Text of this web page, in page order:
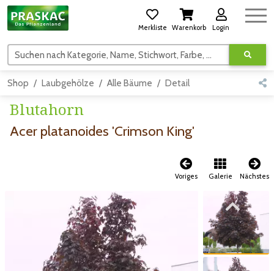
Merkliste Warenkorb Login
Suchen nach Kategorie, Name, Stichwort, Farbe, usw.
Shop Laubgehölze Alle Bäume Detail
Blutahorn
Acer platanoides 'Crimson King'
Voriges Galerie Nächstes
Zum vorigen Bild